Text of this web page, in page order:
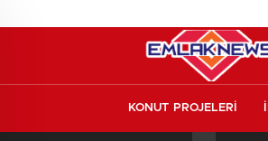
KONUT PROJELERİ